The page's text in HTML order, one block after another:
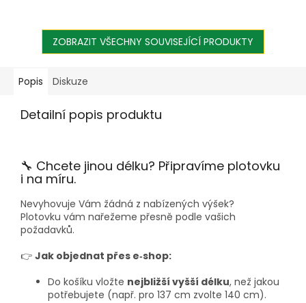
ZOBRAZIT VŠECHNY SOUVISEJÍCÍ PRODUKTY
Popis Diskuze
Detailní popis produktu
🔧 Chcete jinou délku? Připravíme plotovku
i na míru.
Nevyhovuje Vám žádná z nabízených výšek?
Plotovku vám nařežeme přesně podle vašich
požadavků.
👉 Jak objednat přes e‑shop:
Do košíku vložte nejbližší vyšší délku, než jakou
potřebujete (např. pro 137 cm zvolte 140 cm).